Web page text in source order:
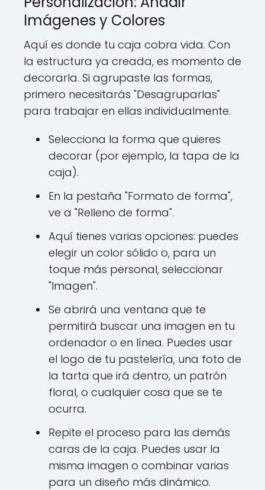
Imágenes y Colores
Aquí es donde tu caja cobra vida. Con
la estructura ya creada, es momento de
decorarla. Si agrupaste las formas,
primero necesitarás "Desagruparlas"
para trabajar en ellas individualmente.
Selecciona la forma que quieres
decorar (por ejemplo, la tapa de la
caja).
En la pestaña "Formato de forma",
ve a "Relleno de forma".
Aquí tienes varias opciones: puedes
elegir un color sólido o, para un
toque más personal, seleccionar
"Imagen".
Se abrirá una ventana que te
permitirá buscar una imagen en tu
ordenador o en línea. Puedes usar
el logo de tu pastelería, una foto de
la tarta que irá dentro, un patrón
floral, o cualquier cosa que se te
ocurra.
Repite el proceso para las demás
caras de la caja. Puedes usar la
misma imagen o combinar varias
para un diseño más dinámico.